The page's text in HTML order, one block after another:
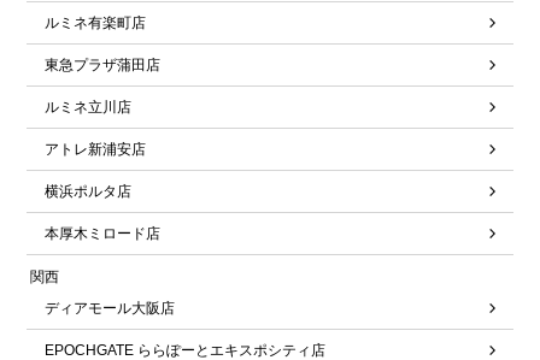
ルミネ有楽町店
東急プラザ蒲田店
ルミネ立川店
アトレ新浦安店
横浜ポルタ店
本厚木ミロード店
関西
ディアモール大阪店
EPOCHGATE ららぽーとエキスポシティ店